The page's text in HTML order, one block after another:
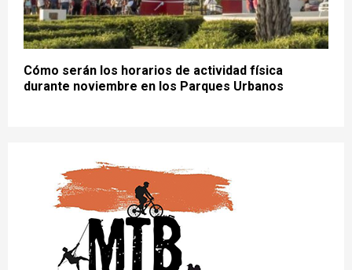
Cómo serán los horarios de actividad física
durante noviembre en los Parques Urbanos